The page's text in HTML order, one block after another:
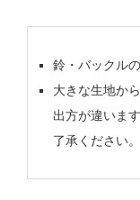
鈴・バックル
大きな生地か
出方が違いま
了承ください。